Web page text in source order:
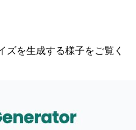
ズを生成する様子をご覧く